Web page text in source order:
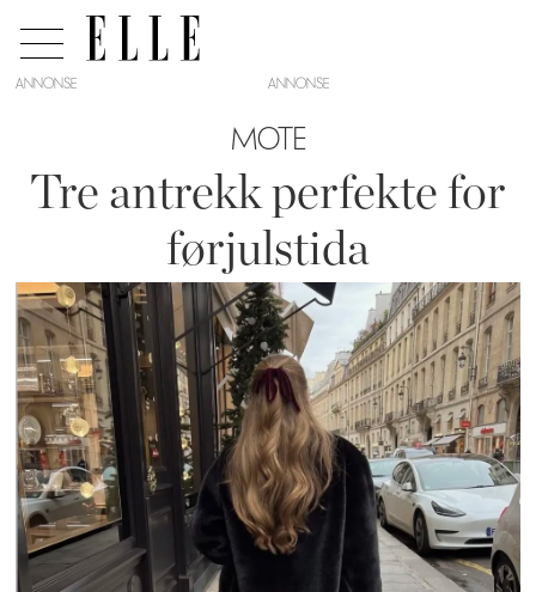
ANNONSE
MOTE
Tre antrekk perfekte for
førjulstida